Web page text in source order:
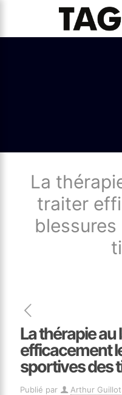
La
traiter
La thérapie
efficacement
sportives des
Publié par Arthur Guillot